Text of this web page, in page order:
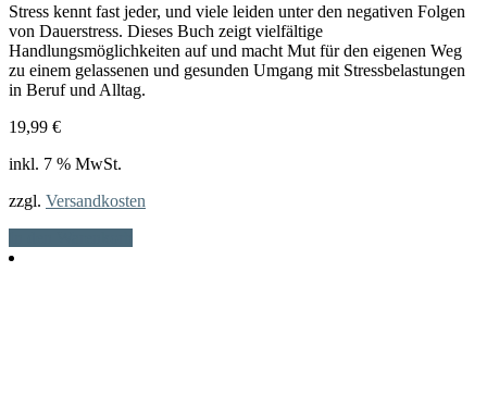
Stress kennt fast jeder, und viele leiden unter den negativen Folgen
von Dauerstress. Dieses Buch zeigt vielfältige
Handlungsmöglichkeiten auf und macht Mut für den eigenen Weg
zu einem gelassenen und gesunden Umgang mit Stressbelastungen
in Beruf und Alltag.
19,99 €
inkl. 7 % MwSt.
zzgl. Versandkosten